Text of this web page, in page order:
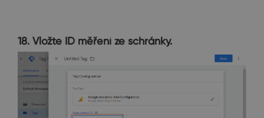
18. Vložte ID měření ze schránky.